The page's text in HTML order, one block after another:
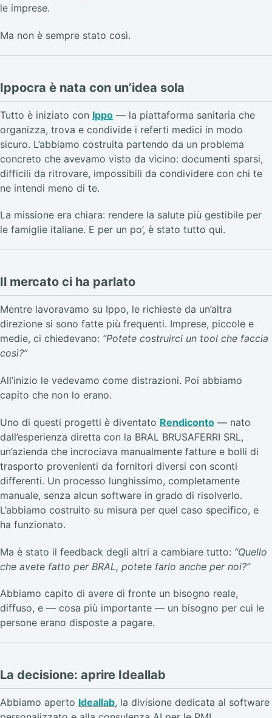
le imprese.
Ma non è sempre stato così.
Ippocra è nata con un’idea sola
Tutto è iniziato con Ippo — la piattaforma sanitaria che
organizza, trova e condivide i referti medici in modo
sicuro. L’abbiamo costruita partendo da un problema
concreto che avevamo visto da vicino: documenti sparsi,
difficili da ritrovare, impossibili da condividere con chi te
ne intendi meno di te.
La missione era chiara: rendere la salute più gestibile per
le famiglie italiane. E per un po’, è stato tutto qui.
Il mercato ci ha parlato
Mentre lavoravamo su Ippo, le richieste da un’altra
direzione si sono fatte più frequenti. Imprese, piccole e
medie, ci chiedevano: “Potete costruirci un tool che faccia
così?”
All’inizio le vedevamo come distrazioni. Poi abbiamo
capito che non lo erano.
Uno di questi progetti è diventato Rendiconto — nato
dall’esperienza diretta con la BRAL BRUSAFERRI SRL,
un’azienda che incrociava manualmente fatture e bolli di
trasporto provenienti da fornitori diversi con sconti
differenti. Un processo lunghissimo, completamente
manuale, senza alcun software in grado di risolverlo.
L’abbiamo costruito su misura per quel caso specifico, e
ha funzionato.
Ma è stato il feedback degli altri a cambiare tutto: “Quello
che avete fatto per BRAL, potete farlo anche per noi?”
Abbiamo capito di avere di fronte un bisogno reale,
diffuso, e — cosa più importante — un bisogno per cui le
persone erano disposte a pagare.
La decisione: aprire Ideallab
Abbiamo aperto Ideallab, la divisione dedicata al software